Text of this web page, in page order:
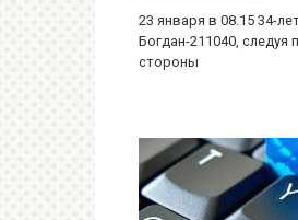
23 января в 08.15 34-
Богдан-211040, следуя
стороны